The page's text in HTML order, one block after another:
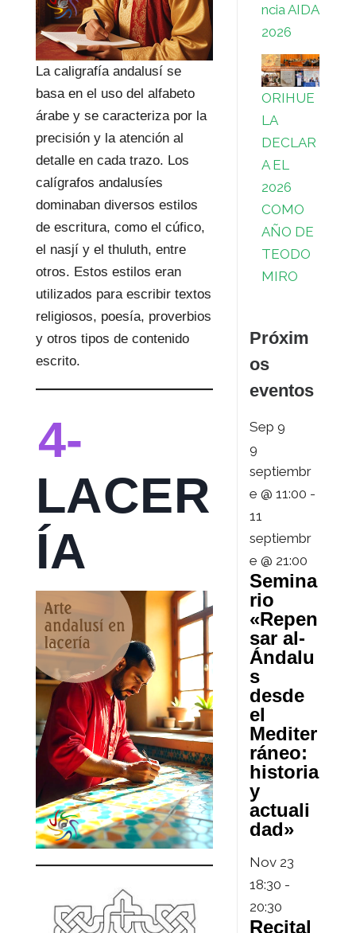
La caligrafía andalusí se
basa en el uso del alfabeto
árabe y se caracteriza por la
precisión y la atención al
detalle en cada trazo. Los
calígrafos andalusíes
dominaban diversos estilos
de escritura, como el cúfico,
el nasjí y el thuluth, entre
otros. Estos estilos eran
utilizados para escribir textos
religiosos, poesía, proverbios
y otros tipos de contenido
escrito.
4-
LACER
ÍA
ncia AIDA
2026
ORIHUE
LA
DECLAR
A EL
2026
COMO
AÑO DE
TEODO
MIRO
Próxim
os
eventos
Sep9
9
septiembr
e @ 11:00 -
11
septiembr
e @ 21:00
Semina
rio
«Repen
sar al-
Ándalu
s
desde
el
Mediter
ráneo:
historia
y
actuali
dad»
Nov 23
18:30 -
20:30
Recital